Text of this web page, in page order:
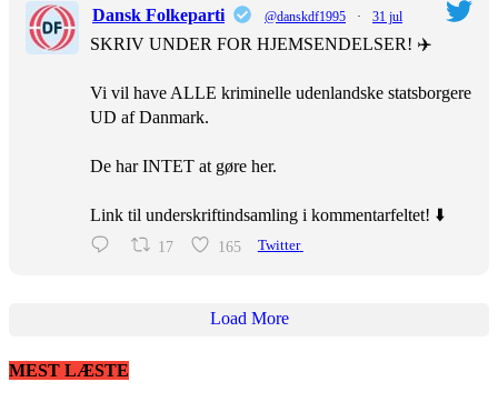
Dansk Folkeparti @danskdf1995 · 31 jul
SKRIV UNDER FOR HJEMSENDELSER! ✈️
Vi vil have ALLE kriminelle udenlandske statsborgere
UD af Danmark.
De har INTET at gøre her.
Link til underskriftindsamling i kommentarfeltet! ⬇️
17 165 Twitter
Load More
MEST LÆSTE